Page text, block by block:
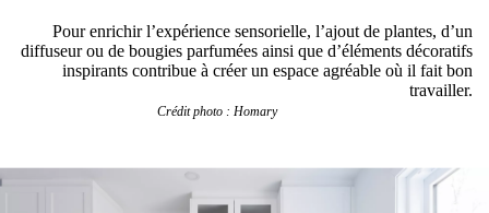
Pour enrichir l’expérience sensorielle, l’ajout de plantes, d’un
diffuseur ou de bougies parfumées ainsi que d’éléments décoratifs
inspirants contribue à créer un espace agréable où il fait bon
travailler.
Crédit photo : Homary